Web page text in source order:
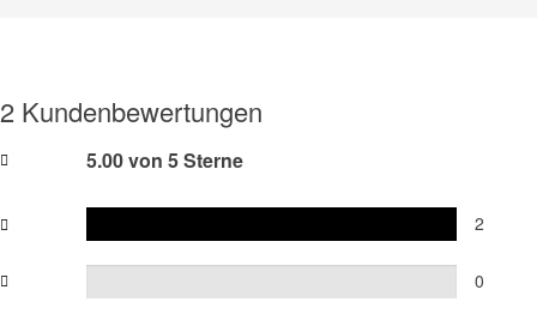
2 Kundenbewertungen
5.00 von 5 Sterne
2
0